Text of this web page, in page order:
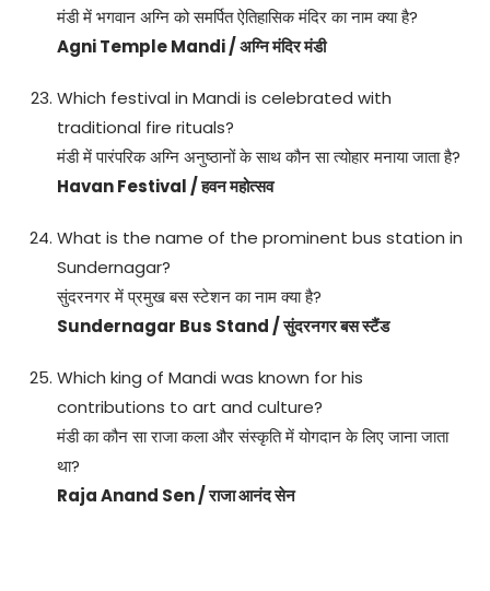
मंडी में भगवान अग्नि को समर्पित ऐतिहासिक मंदिर का नाम क्या है?
Agni Temple Mandi / अग्नि मंदिर मंडी
Which festival in Mandi is celebrated with
traditional fire rituals?
मंडी में पारंपरिक अग्नि अनुष्ठानों के साथ कौन सा त्योहार मनाया जाता है?
Havan Festival / हवन महोत्सव
What is the name of the prominent bus station in
Sundernagar?
सुंदरनगर में प्रमुख बस स्टेशन का नाम क्या है?
Sundernagar Bus Stand / सुंदरनगर बस स्टैंड
Which king of Mandi was known for his
contributions to art and culture?
मंडी का कौन सा राजा कला और संस्कृति में योगदान के लिए जाना जाता
था?
Raja Anand Sen / राजा आनंद सेन